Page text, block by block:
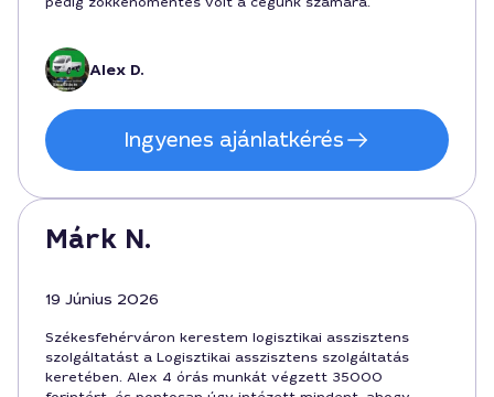
Alex D.
Ingyenes ajánlatkérés
Márk N.
19 Június 2026
Székesfehérváron kerestem logisztikai asszisztens
szolgáltatást a Logisztikai asszisztens szolgáltatás
keretében. Alex 4 órás munkát végzett 35000